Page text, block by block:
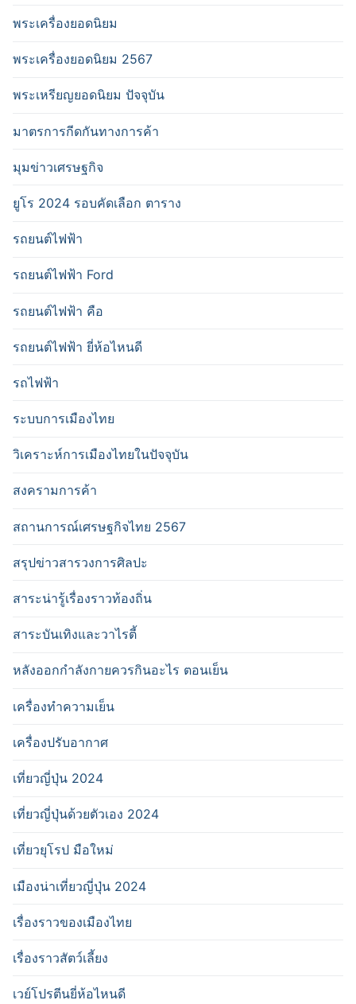
พระเครื่องยอดนิยม
พระเครื่องยอดนิยม 2567
พระเหรียญยอดนิยม ปัจจุบัน
มาตรการกีดกันทางการค้า
มุมข่าวเศรษฐกิจ
ยูโร 2024 รอบคัดเลือก ตาราง
รถยนต์ไฟฟ้า
รถยนต์ไฟฟ้า Ford
รถยนต์ไฟฟ้า คือ
รถยนต์ไฟฟ้า ยี่ห้อไหนดี
รถไฟฟ้า
ระบบการเมืองไทย
วิเคราะห์การเมืองไทยในปัจจุบัน
สงครามการค้า
สถานการณ์เศรษฐกิจไทย 2567
สรุปข่าวสารวงการศิลปะ
สาระน่ารู้เรื่องราวท้องถิ่น
สาระบันเทิงและวาไรตี้
หลังออกกําลังกายควรกินอะไร ตอนเย็น
เครื่องทำความเย็น
เครื่องปรับอากาศ
เที่ยวญี่ปุ่น 2024
เที่ยวญี่ปุ่นด้วยตัวเอง 2024
เที่ยวยุโรป มือใหม่
เมืองน่าเที่ยวญี่ปุ่น 2024
เรื่องราวของเมืองไทย
เรื่องราวสัตว์เลี้ยง
เวย์โปรตีนยี่ห้อไหนดี